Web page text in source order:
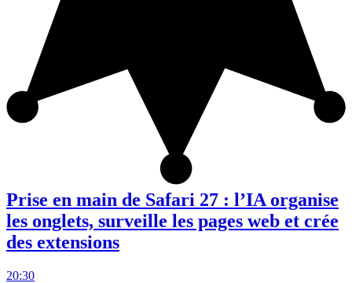
Prise en main de Safari 27 : l’IA organise
les onglets, surveille les pages web et crée
des extensions
20:30